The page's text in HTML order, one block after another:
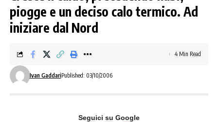
piogge e un deciso calo termico. Ad
iniziare dal Nord
Ivan GaddariPublished: 03/10/2006
4 Min Read
Seguici su Google